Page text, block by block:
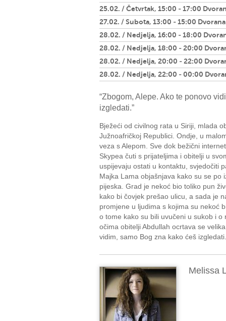
25.02. / Četvrtak, 15:00 - 17:00
27.02. / Subota, 13:00 - 15:00
28.02. / Nedjelja, 16:00 - 18:00
28.02. / Nedjelja, 18:00 - 20:00
28.02. / Nedjelja, 20:00 - 22:00
28.02. / Nedjelja, 22:00 - 00:00
“Zbogom, Alepe. Ako te ponovo
izgledati.”
Bježeći od civilnog rata u Siriji, mlada
Južnoafričkoj Republici. Ondje, u
veza s Alepom. Sve dok bežični
Skypea čuti s prijateljima i obitelji u
uspijevaju ostati u kontaktu, svjedočiti
Majka Lama objašnjava kako su se po
pijeska. Grad je nekoć bio toliko pun
kako bi čovjek prešao ulicu, a sada je
promjene u ljudima s kojima su nekoć
o tome kako su bili uvučeni u sukob i
očima obitelji Abdullah ocrtava se
vidim, samo Bog zna kako ćeš
Melissa